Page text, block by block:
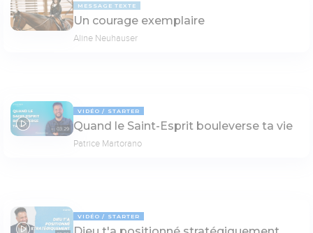
MESSAGE TEXTE
Un courage exemplaire
Aline Neuhauser
03:29
VIDÉO STARTER
Quand le Saint-Esprit bouleverse ta vie
Patrice Martorano
VIDÉO STARTER